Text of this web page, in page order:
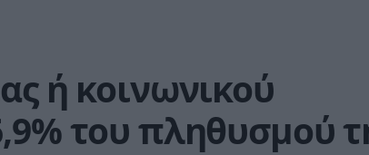
ή κοινωνικού
του πληθυσμού